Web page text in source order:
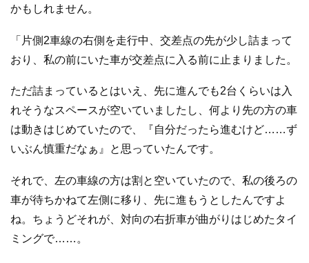
かもしれません。
「片側2車線の右側を走行中、交差点の先が少し詰まって
おり、私の前にいた車が交差点に入る前に止まりました。
ただ詰まっているとはいえ、先に進んでも2台くらいは入
れそうなスペースが空いていましたし、何より先の方の車
は動きはじめていたので、『自分だったら進むけど……ず
いぶん慎重だなぁ』と思っていたんです。
それで、左の車線の方は割と空いていたので、私の後ろの
車が待ちかねて左側に移り、先に進もうとしたんですよ
ね。ちょうどそれが、対向の右折車が曲がりはじめたタイ
ミングで……。